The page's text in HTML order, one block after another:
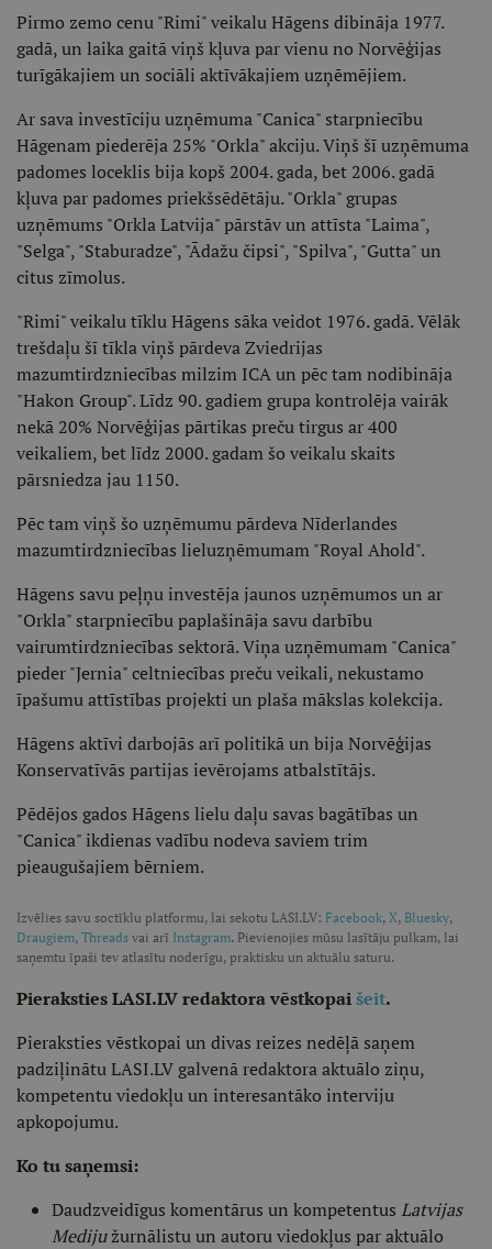
Pirmo zemo cenu "Rimi" veikalu Hāgens dibināja 1977.
gadā, un laika gaitā viņš kļuva par vienu no Norvēģijas
turīgākajiem un sociāli aktīvākajiem uzņēmējiem.
Ar sava investīciju uzņēmuma "Canica" starpniecību
Hāgenam piederēja 25% "Orkla" akciju. Viņš šī uzņēmuma
padomes loceklis bija kopš 2004. gada, bet 2006. gadā
kļuva par padomes priekšsēdētāju. "Orkla" grupas
uzņēmums "Orkla Latvija" pārstāv un attīsta "Laima",
"Selga", "Staburadze", "Ādažu čipsi", "Spilva", "Gutta" un
citus zīmolus.
"Rimi" veikalu tīklu Hāgens sāka veidot 1976. gadā. Vēlāk
trešdaļu šī tīkla viņš pārdeva Zviedrijas
mazumtirdzniecības milzim ICA un pēc tam nodibināja
"Hakon Group". Līdz 90. gadiem grupa kontrolēja vairāk
nekā 20% Norvēģijas pārtikas preču tirgus ar 400
veikaliem, bet līdz 2000. gadam šo veikalu skaits
pārsniedza jau 1150.
Pēc tam viņš šo uzņēmumu pārdeva Nīderlandes
mazumtirdzniecības lieluzņēmumam "Royal Ahold".
Hāgens savu peļņu investēja jaunos uzņēmumos un ar
"Orkla" starpniecību paplašināja savu darbību
vairumtirdzniecības sektorā. Viņa uzņēmumam "Canica"
pieder "Jernia" celtniecības preču veikali, nekustamo
īpašumu attīstības projekti un plaša mākslas kolekcija.
Hāgens aktīvi darbojās arī politikā un bija Norvēģijas
Konservatīvās partijas ievērojams atbalstītājs.
Pēdējos gados Hāgens lielu daļu savas bagātības un
"Canica" ikdienas vadību nodeva saviem trim
pieaugušajiem bērniem.
Izvēlies savu soctīklu platformu, lai sekotu LASI.LV: Facebook, X, Bluesky,
Draugiem, Threads vai arī Instagram. Pievienojies mūsu lasītāju pulkam, lai
saņemtu īpaši tev atlasītu noderīgu, praktisku un aktuālu saturu.
Pieraksties LASI.LV redaktora vēstkopaišeit.
Pieraksties vēstkopai un divas reizes nedēļā saņem
padziļinātu LASI.LV galvenā redaktora aktuālo ziņu,
kompetentu viedokļu un interesantāko interviju
apkopojumu.
Ko tu saņemsi:
Daudzveidīgus komentārus un kompetentus Latvijas
Medijužurnālistu un autoru viedokļus par aktuālo